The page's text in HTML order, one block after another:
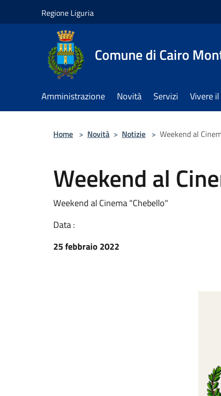
Regione Liguria
Comune di Cairo
Amministrazione Novità Servizi Vivere
Home > Novità > Notizie > Weekend al
Weekend al
Weekend al Cinema "Chebello"
Data :
25 febbraio 2022